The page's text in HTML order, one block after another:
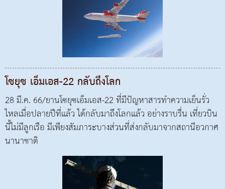
โซยุซ เอ็มเอส-22 กลับถึงโลก
28 มี.ค. 66/ยานโซยุซเอ็มเอส-22 ที่มีปัญหาสารทำความเย็นรั่ว
ไหลเมื่อปลายปีที่แล้ว ได้กลับมาถึงโลกแล้ว อย่างราบรื่น เที่ยวบิน
นี้ไม่มีลูกเรือ มีเพียงสัมภาระบางส่วนที่ส่งกลับมาจากสถานีอวกาศ
นานาชาติ